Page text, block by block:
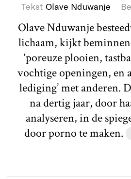
Tekst Olave Nduwanje
Olave Nduwanje
lichaam, kijkt
‘poreuze plooien,
vochtige openingen, en
lediging’ met anderen.
na dertig jaar, door
analyseren, in de
door porno te maken.